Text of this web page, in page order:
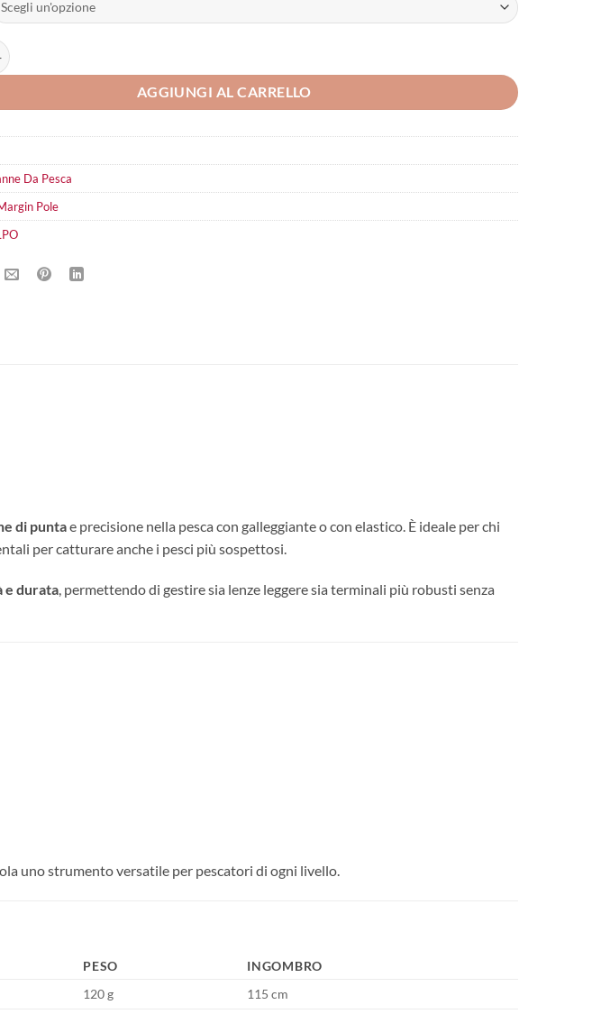
Pole quantità
AGGIUNGI AL CARRELLO
Da Pesca
Pole
di puntae precisione nella pesca con galleggiante o con elastico. È ideale per chi
per catturare anche i pesci più sospettosi.
e durata, permettendo di gestire sia lenze leggere sia terminali più robusti senza
uno strumento versatile per pescatori di ogni livello.
PESO
INGOMBRO
120 g
115 cm